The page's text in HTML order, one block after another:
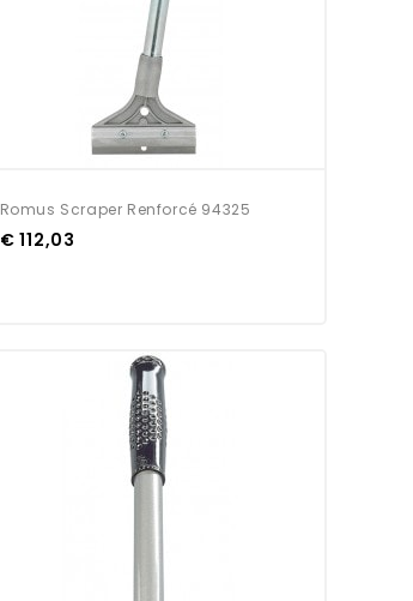
Romus Scraper Renforcé 94325
€ 112,03